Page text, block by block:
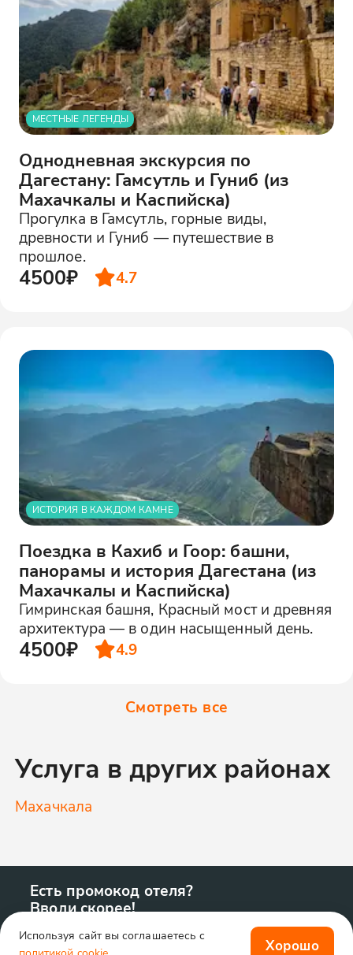
МЕСТНЫЕ ЛЕГЕНДЫ
Однодневная экскурсия по
Дагестану: Гамсутль и Гуниб (из
Махачкалы и Каспийска)
Прогулка в Гамсутль, горные виды,
древности и Гуниб — путешествие в
прошлое.
4500₽ 4.7
ИСТОРИЯ В КАЖДОМ КАМНЕ
Поездка в Кахиб и Гоор: башни,
панорамы и история Дагестана (из
Махачкалы и Каспийска)
Гимринская башня, Красный мост и древняя
архитектура — в один насыщенный день.
4500₽ 4.9
Смотреть все
Услуга в других районах
Махачкала
Есть промокод отеля?
Вводи скорее!
Используя сайт вы соглашаетесь с
политикой cookie
Хорошо